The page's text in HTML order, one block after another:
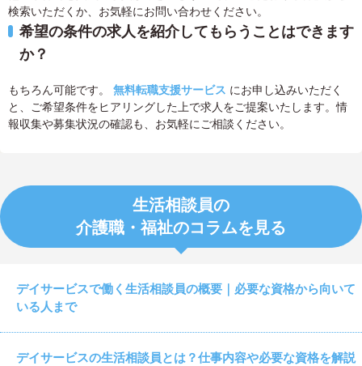
検索いただくか、お気軽にお問い合わせください。
希望の条件の求人を紹介してもらうことはできます
か？
もちろん可能です。 無料転職支援サービス にお申し込みいただく
と、ご希望条件をヒアリングした上で求人をご提案いたします。情
報収集や募集状況の確認も、お気軽にご相談ください。
生活相談員の
介護職・福祉のコラムを見る
デイサービスで働く生活相談員の概要｜必要な資格から向いて
いる人まで
デイサービスの生活相談員とは？仕事内容や必要な資格を解説